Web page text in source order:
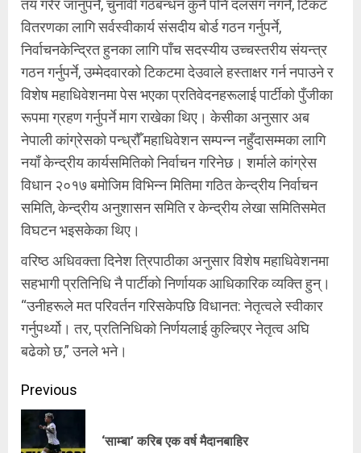
तय गरेर जानुपर्ने, चुनावी गठबन्धन कुनै पनि दलसँग नगर्ने, टिकट
वितरणका लागि सर्वस्वीकार्य संसदीय बोर्ड गठन गर्नुपर्ने,
निर्वाचनकेन्द्रित हुनका लागि पाँच सदस्यीय उच्चस्तरीय संयन्त्र
गठन गर्नुपर्ने, उम्मेदवारको टिकटमा देउवाले हस्ताक्षर गर्न नपाउने र
विशेष महाधिवेशनमा पेस भएका प्रतिवेदनहरूलाई पार्टीको पुँजीका
रूपमा ग्रहण गर्नुपर्ने माग राखेका थिए। केसीका अनुसार अब
नेपाली कांग्रेसको पन्ध्रौँ महाधिवेशन सम्पन्न नहुँदासम्मका लागि
नयाँ केन्द्रीय कार्यसमितिको निर्वाचन गरिनेछ। शर्माले कांग्रेस
विधान २०१७ बमोजिम विभिन्न मितिमा गठित केन्द्रीय निर्वाचन
समिति, केन्द्रीय अनुशासन समिति र केन्द्रीय लेखा समितिसमेत
विघटन भइसकेका थिए।
वरिष्ठ अधिवक्ता दिनेश त्रिपाठीका अनुसार विशेष महाधिवेशनमा
सहभागी प्रतिनिधि नै पार्टीको निर्णायक आधिकारिक व्यक्ति हुन्।
“उनीहरूले मत परिवर्तन गरिसकेपछि विधानत: नेतृत्वले स्वीकार
गर्नुपर्थ्यो। तर, प्रतिनिधिको निर्णयलाई कुल्चिएर नेतृत्व अघि
बढेको छ,” उनले भने।
Continue
Reading
Previous
‘साम्बा’ करिब एक वर्ष मैदानबाहिर